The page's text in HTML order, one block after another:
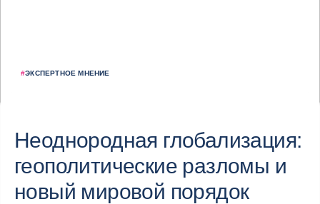
#ЭКСПЕРТНОЕ МНЕНИЕ
Неоднородная глобализация:
геополитические разломы и
новый мировой порядок